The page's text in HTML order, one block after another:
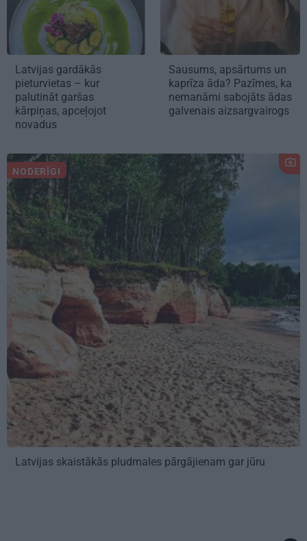
Latvijas gardākās
pieturvietas – kur
palutināt garšas
kārpiņas, apceļojot
novadus
Sausums, apsārtums un
kaprīza āda? Pazīmes, ka
nemanāmi sabojāts ādas
galvenais aizsargvairogs
NODERĪGI
Latvijas skaistākās pludmales pārgājienam gar jūru